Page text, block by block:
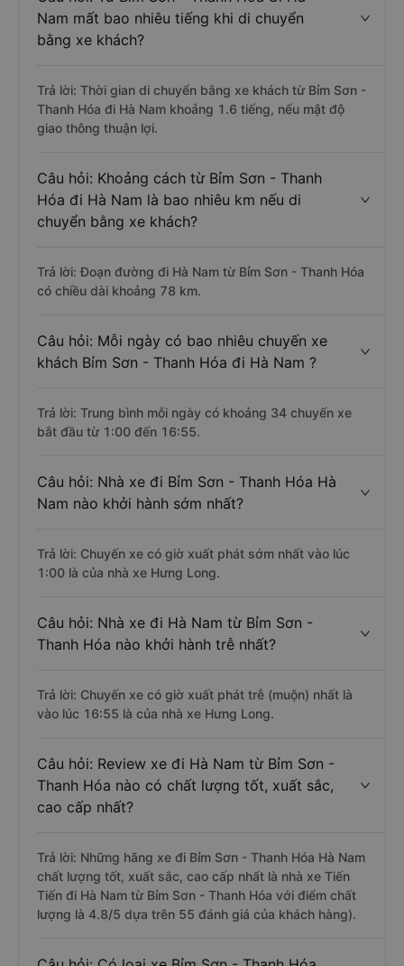
Nam mất bao nhiêu tiếng khi di chuyển
bằng xe khách?
Trả lời: Thời gian di chuyển bằng xe khách từ Bỉm Sơn -
Thanh Hóa đi Hà Nam khoảng 1.6 tiếng, nếu mật độ
giao thông thuận lợi.
Câu hỏi: Khoảng cách từ Bỉm Sơn - Thanh
Hóa đi Hà Nam là bao nhiêu km nếu di
chuyển bằng xe khách?
Trả lời: Đoạn đường đi Hà Nam từ Bỉm Sơn - Thanh Hóa
có chiều dài khoảng 78 km.
Câu hỏi: Mỗi ngày có bao nhiêu chuyến xe
khách Bỉm Sơn - Thanh Hóa đi Hà Nam ?
Trả lời: Trung bình mỗi ngày có khoảng 34 chuyến xe
bắt đầu từ 1:00 đến 16:55.
Câu hỏi: Nhà xe đi Bỉm Sơn - Thanh Hóa Hà
Nam nào khởi hành sớm nhất?
Trả lời: Chuyến xe có giờ xuất phát sớm nhất vào lúc
1:00 là của nhà xe Hưng Long.
Câu hỏi: Nhà xe đi Hà Nam từ Bỉm Sơn -
Thanh Hóa nào khởi hành trễ nhất?
Trả lời: Chuyến xe có giờ xuất phát trễ (muộn) nhất là
vào lúc 16:55 là của nhà xe Hưng Long.
Câu hỏi: Review xe đi Hà Nam từ Bỉm Sơn -
Thanh Hóa nào có chất lượng tốt, xuất sắc,
cao cấp nhất?
Trả lời: Những hãng xe đi Bỉm Sơn - Thanh Hóa Hà Nam
chất lượng tốt, xuất sắc, cao cấp nhất là nhà xe Tiến
Tiến đi Hà Nam từ Bỉm Sơn - Thanh Hóa với điểm chất
lượng là 4.8/5 dựa trên 55 đánh giá của khách hàng).